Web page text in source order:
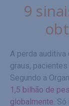
9
A perda
graus,
Segundo a
1,5 bilhão de
globalmente.